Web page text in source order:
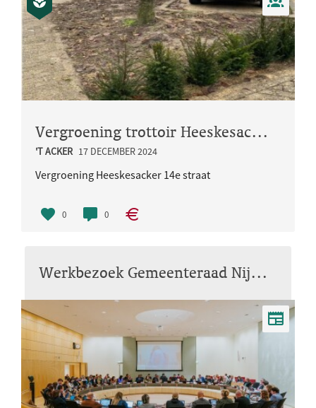
Vergroening trottoir Heeskesacker
'T ACKER 17 DECEMBER 2024
Vergroening Heeskesacker 14e straat
0 0
Werkbezoek Gemeenteraad Nijmegen – Lindenholt 4 september 2024